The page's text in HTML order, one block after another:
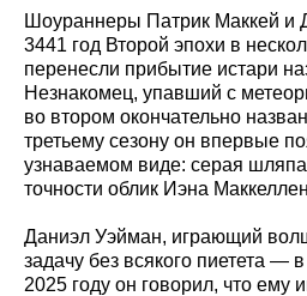
Шоураннеры Патрик Маккей и
3441 год Второй эпохи в
перенесли прибытие истари
Незнакомец, упавший с
во втором окончательно
третьему сезону он впервые
узнаваемом виде: серая
точности облик Иэна
Даниэл Уэйман, играющий
задачу без всякого пиетета —
2025 году он говорил, что ему